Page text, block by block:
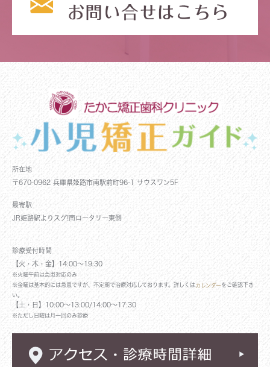
所在地
〒670-0962 兵庫県姫路市南駅前町96-1 サウスワン5F
最寄駅
JR姫路駅よりスグ!南ロータリー東側
診療受付時間
【火・木・金】14:00～19:30
※火曜午前は急患対応のみ
※金曜は基本的には急患ですが、不定期で治療対応しております。詳しくは カレンダーをご確認下さ
い。
【土・日】10:00～13:00/14:00～17:30
※ただし日曜は月一回のみ診療